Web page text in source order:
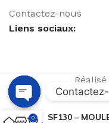
Contactez-nous
Liens sociaux:
SF130 –
0
Open